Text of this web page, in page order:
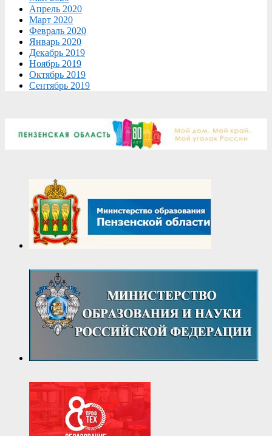
Апрель 2020
Март 2020
Февраль 2020
Январь 2020
Декабрь 2019
Ноябрь 2019
Октябрь 2019
Сентябрь 2019